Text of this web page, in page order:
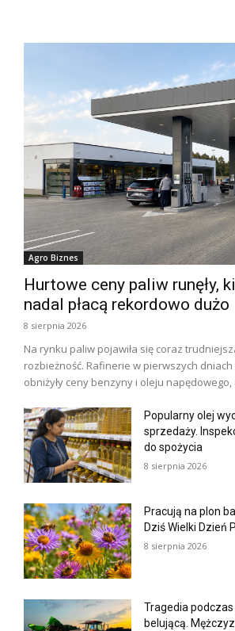
Agro Biznes
Hurtowe ceny paliw runęły,
nadal płacą rekordowo dużo
8 sierpnia 2026
Na rynku paliw pojawiła się coraz
rozbieżność. Rafinerie w pierwszych
obniżyły ceny benzyny i oleju napędowego,
Popularny olej
sprzedaży.
do spożycia
8 sierpnia 2026
Pracują na plon
Dziś Wielki Dzień
8 sierpnia 2026
Tragedia
belującą.